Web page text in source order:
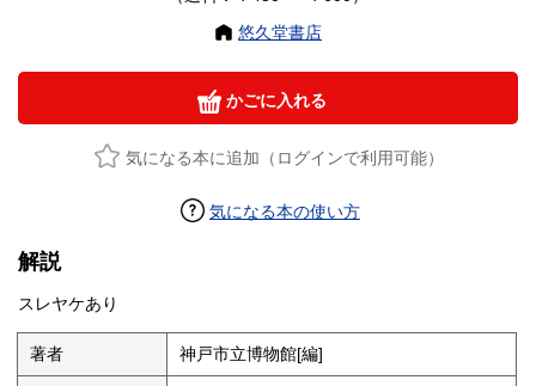
悠久堂書店
かごに入れる
気になる本に追加（ログインで利用可能）
気になる本の使い方
解説
スレヤケあり
著者 神戸市立博物館[編]